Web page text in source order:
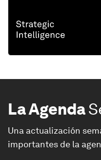
La Agenda
Una actualización
importantes de la